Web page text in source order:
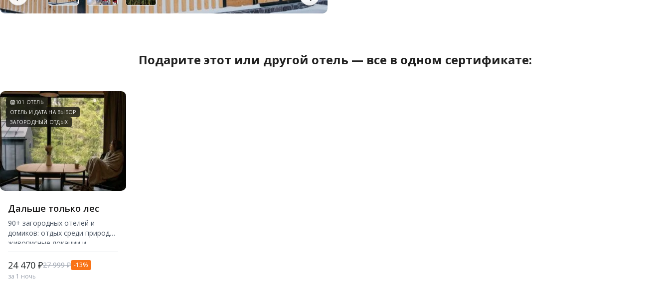
Подарите этот или другой отель — все в одном сертификате:
101 ОТЕЛЬ
ОТЕЛЬ И ДАТА НА ВЫБОР
ЗАГОРОДНЫЙ ОТДЫХ
Дальше только лес
90+ загородных отелей и
домиков: отдых среди природы,
живописные локации и
комфортное размещение.
24 470 ₽27 999 ₽ -13%
за 1 ночь